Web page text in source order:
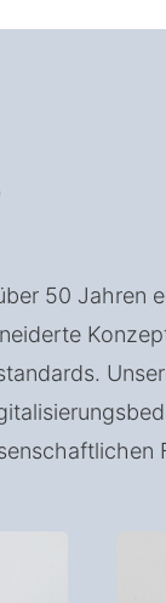
50 Jahren